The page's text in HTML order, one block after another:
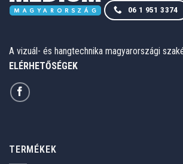
06 1 951 3374
A vizuál- és hangtechnika magyarországi
ELÉRHETŐSÉGEK
TERMÉKEK